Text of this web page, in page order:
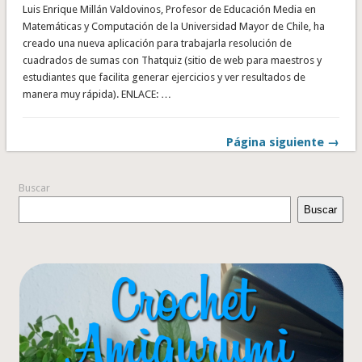
Luis Enrique Millán Valdovinos, Profesor de Educación Media en
Matemáticas y Computación de la Universidad Mayor de Chile, ha
creado una nueva aplicación para trabajarla resolución de
cuadrados de sumas con Thatquiz (sitio de web para maestros y
estudiantes que facilita generar ejercicios y ver resultados de
manera muy rápida). ENLACE: …
Página siguiente →
Buscar
Buscar